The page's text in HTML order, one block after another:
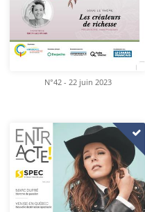
N°42 - 22 juin 2023